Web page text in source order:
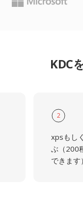
KDC
2
xpsもし
ぶ（200
できます）